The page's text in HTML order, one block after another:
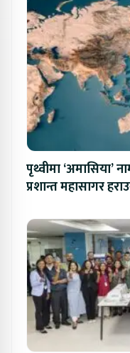
पृथ्वीमा ‘अमासिया’
प्रशान्त महासागर